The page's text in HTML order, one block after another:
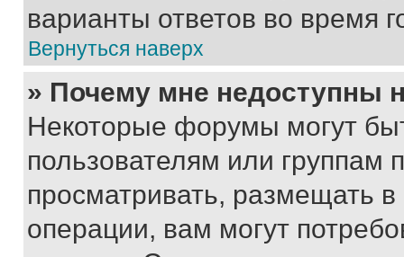
варианты ответов во время
Вернуться наверх
» Почему мне недоступны
Некоторые форумы могут
пользователям или группам
просматривать, размещать
операции, вам могут